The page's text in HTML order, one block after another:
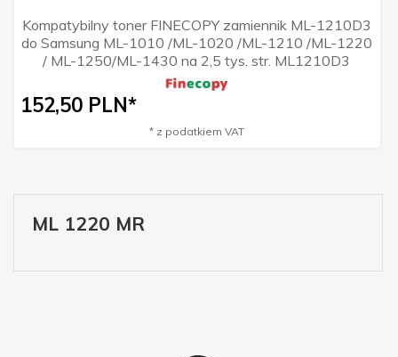
Kompatybilny toner FINECOPY zamiennik ML-1210D3
do Samsung ML-1010 /ML-1020 /ML-1210 /ML-1220
/ ML-1250/ML-1430 na 2,5 tys. str. ML1210D3
152,50 PLN*
* z podatkiem VAT
ML 1220 MR